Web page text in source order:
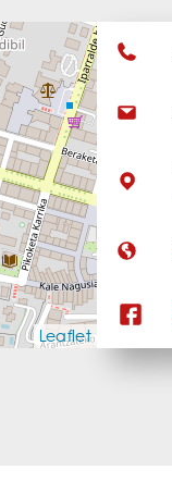
Leaflet